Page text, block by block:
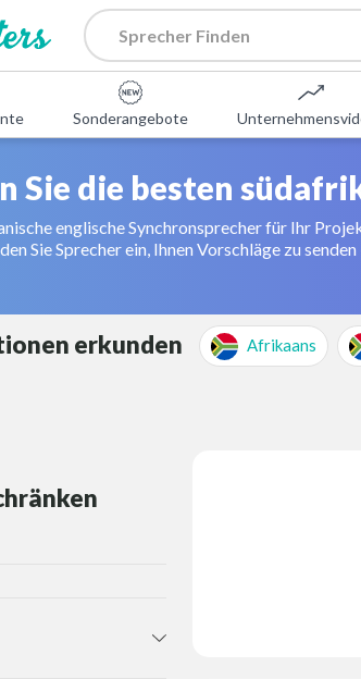
Sonderangebote
Sie die besten
englische Synchronsprecher für Ihr
Sie Sprecher ein, Ihnen Vorschläge zu
erkunden Afrikaans